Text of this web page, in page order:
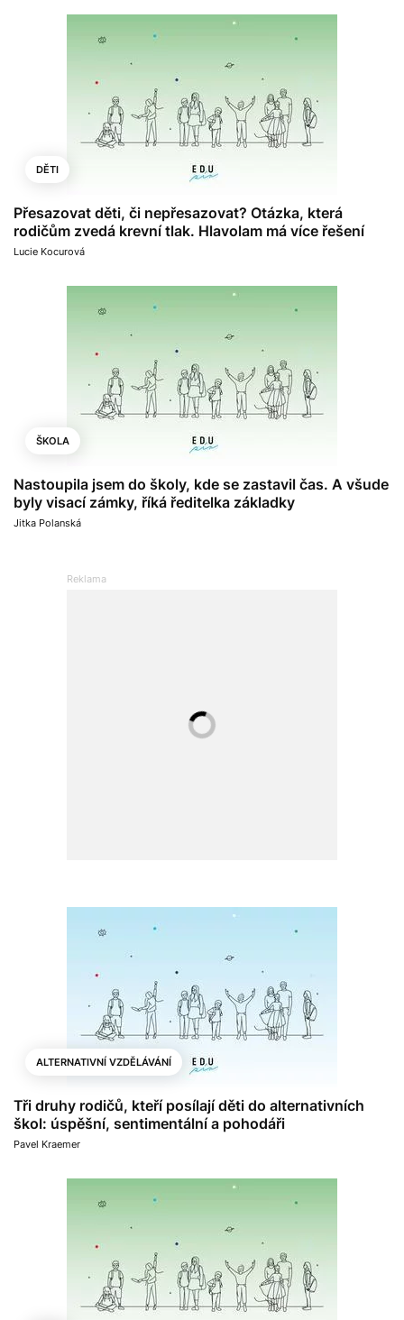
DĚTI
Přesazovat děti, či nepřesazovat? Otázka, která
rodičům zvedá krevní tlak. Hlavolam má více řešení
Lucie Kocurová
ŠKOLA
Nastoupila jsem do školy, kde se zastavil čas. A všude
byly visací zámky, říká ředitelka základky
Jitka Polanská
ALTERNATIVNÍ VZDĚLÁVÁNÍ
Tři druhy rodičů, kteří posílají děti do alternativních
škol: úspěšní, sentimentální a pohodáři
Pavel Kraemer